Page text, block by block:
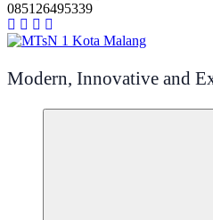
085126495339
Modern, Innovative and